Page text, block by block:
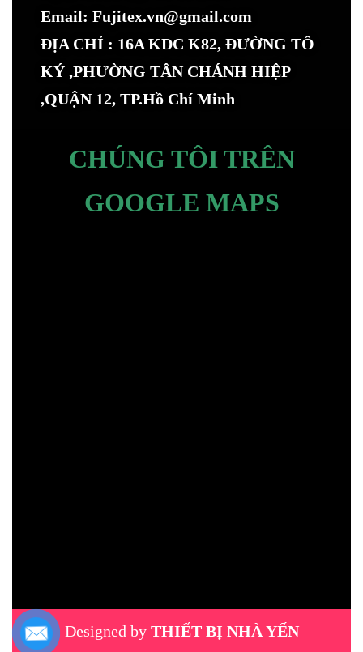
Email: Fujitex.vn@gmail.com
ĐỊA CHỈ : 16A KDC K82, ĐƯỜNG TÔ
KÝ ,PHƯỜNG TÂN CHÁNH HIỆP
,QUẬN 12, TP.Hồ Chí Minh
CHÚNG TÔI TRÊN
GOOGLE MAPS
Designed by THIẾT BỊ NHÀ YẾN